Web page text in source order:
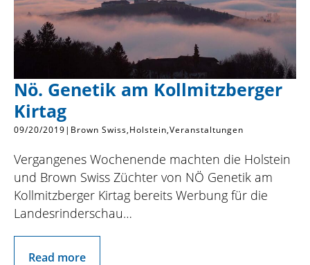
Nö. Genetik am Kollmitzberger
Kirtag
09/20/2019| Brown Swiss Holstein Veranstaltungen
Vergangenes Wochenende machten die Holstein
und Brown Swiss Züchter von NÖ Genetik am
Kollmitzberger Kirtag bereits Werbung für die
Landesrinderschau…
Read more